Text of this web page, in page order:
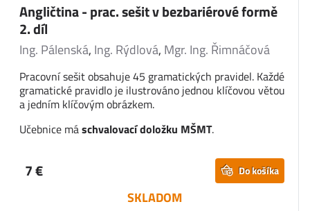
Angličtina - prac. sešit v bezbariérové formě
2. díl
Ing. Pálenská, Ing. Rýdlová, Mgr. Ing. Řimnáčová
Pracovní sešit obsahuje 45 gramatických pravidel. Každé
gramatické pravidlo je ilustrováno jednou klíčovou větou
a jedním klíčovým obrázkem.
Učebnice máschvalovací doložku MŠMT.
7 € Do košíka
SKLADOM